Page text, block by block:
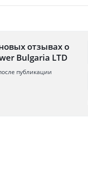
отзывах о
Bulgaria LTD
публикации